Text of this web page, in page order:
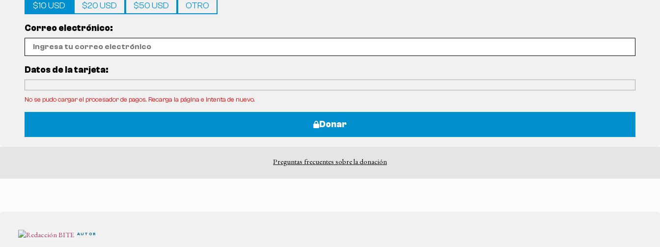
$10 USD
$20 USD $50 USD OTRO
Correo electrónico:
Datos de la tarjeta:
No se pudo cargar el procesador de pagos. Recarga la página e intenta de nuevo.
Donar
Preguntas frecuentes sobre la donación
AUTOR